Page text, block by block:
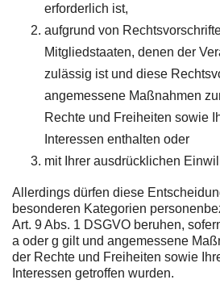
erforderlich ist,
aufgrund von
Mitgliedstaaten, denen der
zulässig ist und diese
angemessene Maßnahmen
Rechte und Freiheiten sowie
Interessen enthalten oder
mit Ihrer ausdrücklichen
Allerdings dürfen diese
besonderen Kategorien
Art. 9 Abs. 1 DSGVO beruhen,
a oder g gilt und angemessene
der Rechte und Freiheiten sowie
Interessen getroffen wurden.